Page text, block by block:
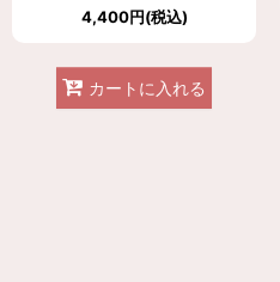
4,400円(税込)
カートに入れる